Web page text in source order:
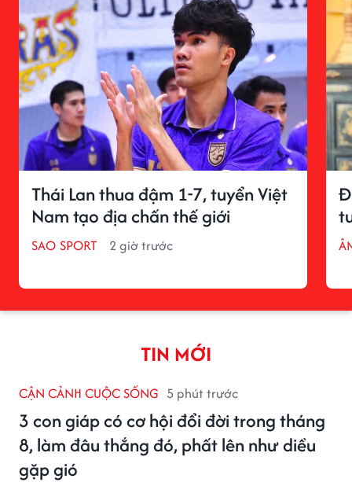
Thái Lan thua đậm 1-7, tuyển Việt
Nam tạo địa chấn thế giới
SAO SPORT 2 giờ trước
TIN MỚI
CẬN CẢNH CUỘC SỐNG 5 phút trước
3 con giáp có cơ hội đổi đời trong tháng
8, làm đâu thắng đó, phất lên như diều
gặp gió